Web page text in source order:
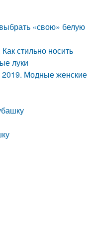
«свою» белую
стильно носить
луки
Модные женские